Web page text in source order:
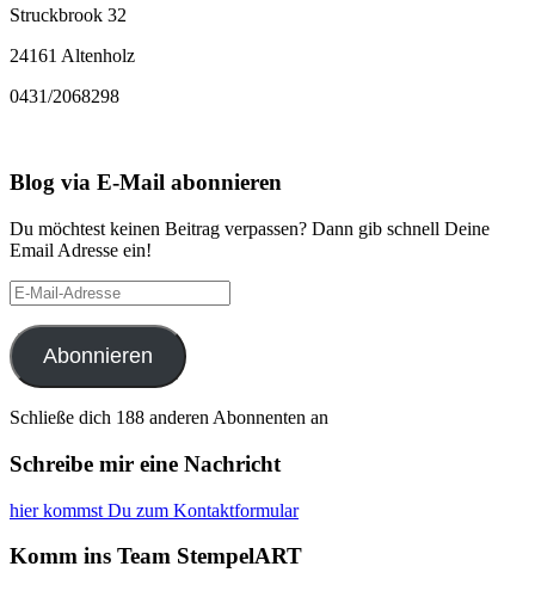
Struckbrook 32
24161 Altenholz
0431/2068298
Blog via E-Mail abonnieren
Du möchtest keinen Beitrag verpassen? Dann gib schnell Deine
Email Adresse ein!
E-
Mail-
Adresse
Abonnieren
Schließe dich 188 anderen Abonnenten an
Schreibe mir eine Nachricht
hier kommst Du zum Kontaktformular
Komm ins Team StempelART